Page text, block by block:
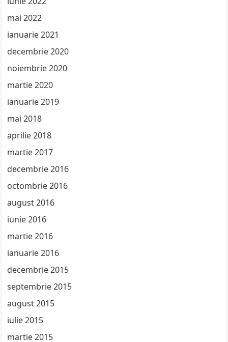
mai 2022
ianuarie 2021
decembrie 2020
noiembrie 2020
martie 2020
ianuarie 2019
mai 2018
aprilie 2018
martie 2017
decembrie 2016
octombrie 2016
august 2016
iunie 2016
martie 2016
ianuarie 2016
decembrie 2015
septembrie 2015
august 2015
iulie 2015
martie 2015